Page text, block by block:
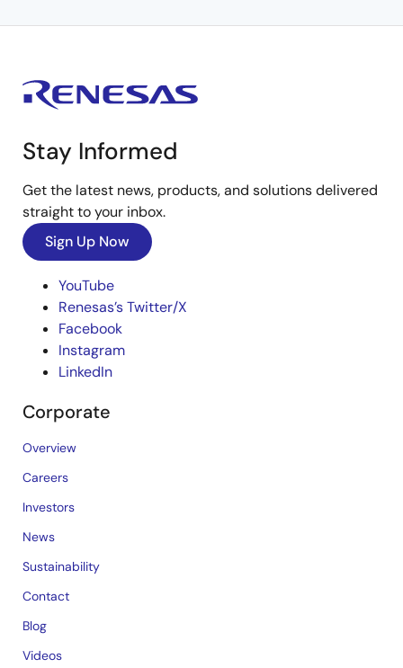
Stay Informed
Get the latest news, products, and solutions delivered
straight to your inbox.
Sign Up Now
YouTube
Renesas’s Twitter/X
Facebook
Instagram
LinkedIn
Corporate
Overview
Careers
Investors
News
Sustainability
Contact
Blog
Videos